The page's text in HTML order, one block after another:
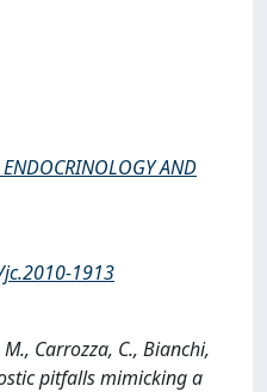
AND
1913
Carrozza, C., Bianchi,
pitfalls mimicking a